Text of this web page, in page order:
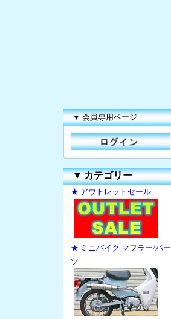
▼ 会員専用ページ
▼カテゴリー
★ アウトレットセール
★ ミニバイク マフラー/パー
ツ